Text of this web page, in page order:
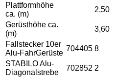
Plattformhöhe
ca. (m)
2,50
Gerüsthöhe ca.
(m)
3,60
Fallstecker 10er
Alu-FahrGerüste
704405 8
STABILO Alu-
Diagonalstrebe
702852 2